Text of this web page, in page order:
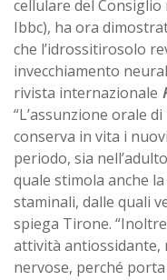
cellulare del
Ibbc), ha ora
che l’idrossitirosolo
invecchiamento
rivista internazionale
“L’assunzione orale
conserva in vita i
periodo, sia
quale stimola anche
staminali, dalle quali
spiega Tirone.
attività antiossidante,
nervose, perché